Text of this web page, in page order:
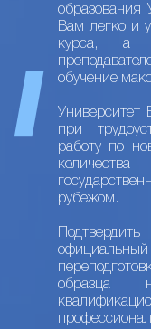
Вам легко и
курса, а
обучение
Университет
при
работу по
рубежом.
образца